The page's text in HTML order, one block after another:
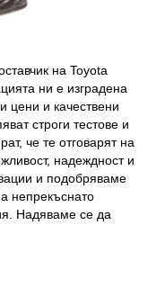
на Toyota
ни е изградена
цени и качествени
строги тестове и
че те отговарят на
надеждност и
и подобряваме
непрекъснато
Надяваме се да